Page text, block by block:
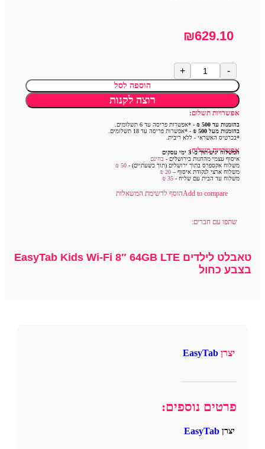
₪629.10
הוספה לסל
רוצה לקנות
אפשרויות תשלום:
בהזמנות עד 500 ₪
- *אפשרות פריסה עד 6 תשלומים.
בהזמנות מעל 500 ₪
- *אפשרות פריסה עד 18 תשלומים.
*בכרטיס האשראי - ללא ריבית.
אפשרויות משלוח:
המשלוח יגיע תוך כ- 3 ימי עסקים
איסוף עצמי מהחנות בירושלים - בחינם
משלוח אקספרס בתוך ירושלים (תוך כשעתיים) - 50 ₪
משלוח ארצי לנקודת איסוף – 20 ₪
משלוח עד הבית עם שליח - 35
₪
Add to compareהוסף לרשימת המשאלות
שתפו עם חברים:
טאבלט לילדים EasyTab Kids Wi-Fi 8″ 64GB LTE
בצבע כחול
יצרן EasyTab
פרטים נוספים:
יצרן EasyTab